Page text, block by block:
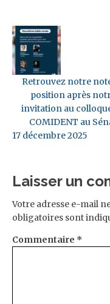
Retrouvez notre
position après
invitation au
COMIDENT au
17 décembre 2025
Laisser un
Votre adresse e-mail
obligatoires sont
Commentaire *